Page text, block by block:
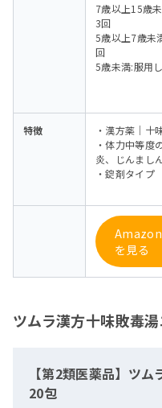
7歳以上15歳
3回
5歳以上7歳未
回
5歳未満:服用
特徴
・漢方薬｜十
・体力中等度
炎、じんまし
・錠剤タイプ
を見る
ツムラ漢方十味敗毒
【第2類医薬品】ツ
20包